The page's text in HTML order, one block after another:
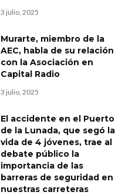
3 julio, 2025
Murarte, miembro de la
AEC, habla de su relación
con la Asociación en
Capital Radio
3 julio, 2025
El accidente en el Puerto
de la Lunada, que segó la
vida de 4 jóvenes, trae al
debate público la
importancia de las
barreras de seguridad en
nuestras carreteras